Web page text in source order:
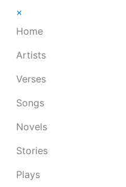
×
Home
Artists
Verses
Songs
Novels
Stories
Plays